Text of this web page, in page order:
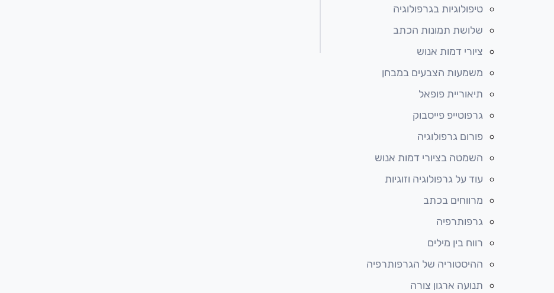
טיפולוגיות בגרפולוגיה
שלושת תמונות הכתב
ציורי דמות אנוש
משמעות הצבעים במבחן
תיאוריית פופאל
גרפוטייפ פייסבוק
פורום גרפולוגיה
השמטה בציורי דמות אנוש
עוד על גרפולוגיה וזוגיות
מרווחים בכתב
גרפותרפיה
רווח בין מילים
ההיסטוריה של הגרפותרפיה
תנועה ארגון צורה